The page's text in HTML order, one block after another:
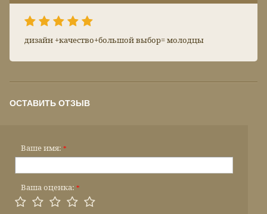
дизайн +качество+большой выбор= молодцы
ОСТАВИТЬ ОТЗЫВ
Ваше имя: *
Ваша оценка: *